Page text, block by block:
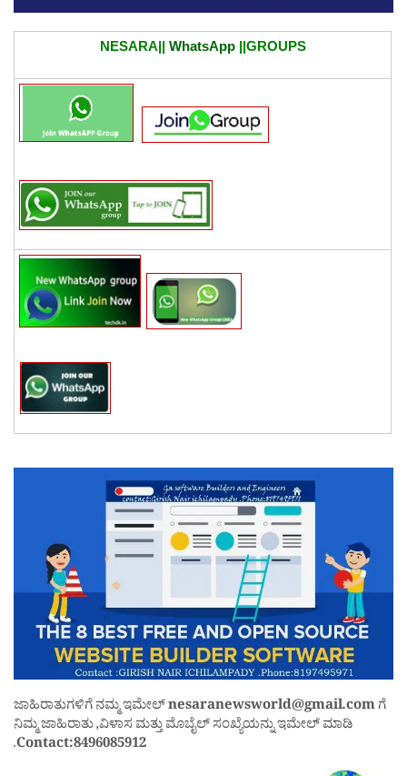
NESARA|| WhatsApp||GROUPS
ಜಾಹಿರಾತುಗಳಿಗೆ ನಮ್ಮ ಇಮೇಲ್nesaranewsworld@gmail.comಗೆ
ನಿಮ್ಮ ಜಾಹಿರಾತು ,ವಿಳಾಸ ಮತ್ತು ಮೊಬೈಲ್ ಸಂಖ್ಯೆಯನ್ನು ಇಮೇಲ್ ಮಾಡಿ
.Contact:8496085912